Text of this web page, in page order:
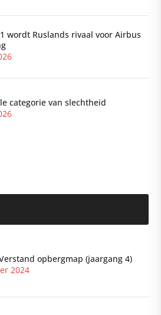
wordt Ruslands rivaal voor Airbus
categorie van slechtheid
opbergmap (jaargang 4)
2024